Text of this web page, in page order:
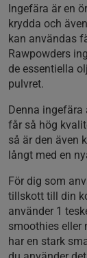
Ingefära är en
krydda och
kan användas
Rawpowders
de essentiella
pulvret.
Denna ingefära
får så hög
så är den även
långt med en
För dig som
tillskott till din
använder 1
smoothies eller
har en stark